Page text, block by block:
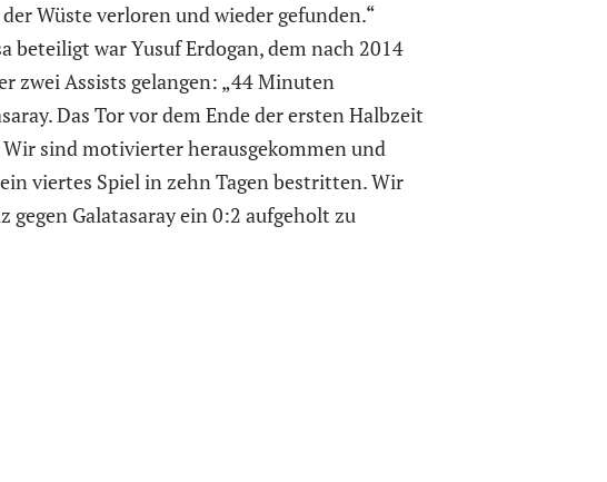
Wüste verloren und wieder gefunden.“
beteiligt war Yusuf Erdogan, dem nach 2014
zwei Assists gelangen: „44 Minuten
Das Tor vor dem Ende der ersten Halbzeit
sind motivierter herausgekommen und
viertes Spiel in zehn Tagen bestritten. Wir
gegen Galatasaray ein 0:2 aufgeholt zu